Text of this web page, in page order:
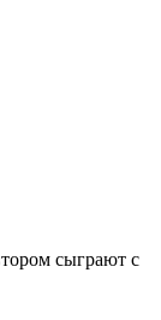
сыграют с